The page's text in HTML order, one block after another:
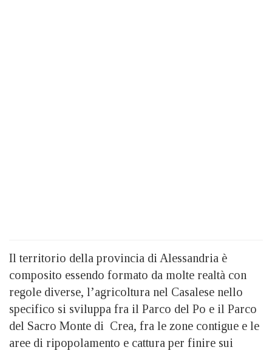
Il territorio della provincia di Alessandria è
composito essendo formato da molte realtà con
regole diverse, l’agricoltura nel Casalese nello
specifico si sviluppa fra il Parco del Po e il Parco
del Sacro Monte di Crea, fra le zone contigue e le
aree di ripopolamento e cattura per finire sui